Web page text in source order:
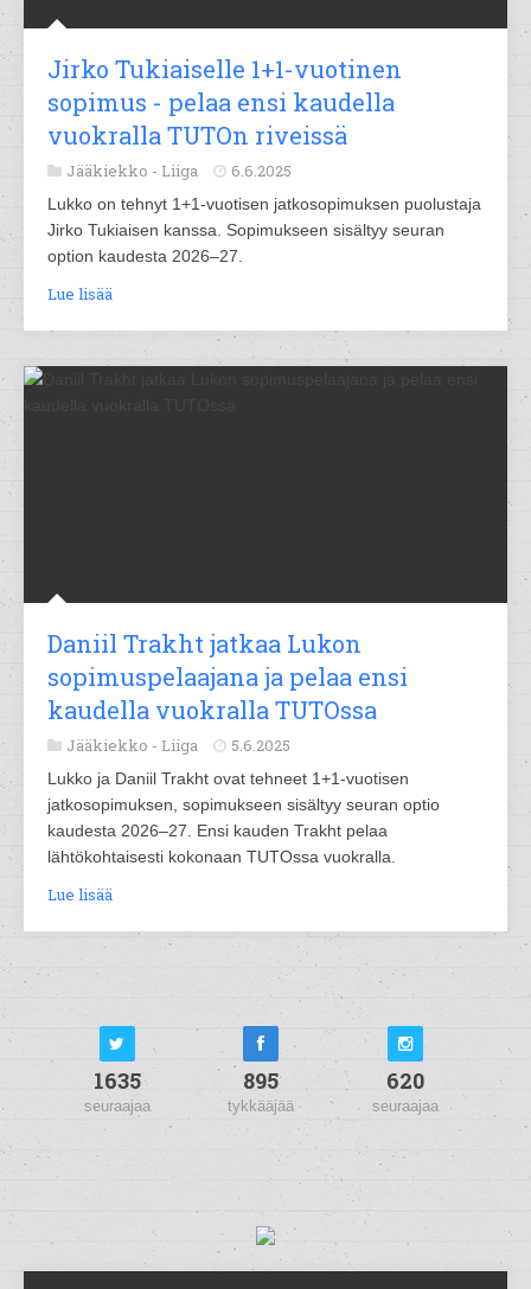
Jirko Tukiaiselle 1+1-vuotinen
sopimus - pelaa ensi kaudella
vuokralla TUTOn riveissä
Jääkiekko - Liiga 6.6.2025
Lukko on tehnyt 1+1-vuotisen jatkosopimuksen puolustaja
Jirko Tukiaisen kanssa. Sopimukseen sisältyy seuran
option kaudesta 2026–27.
Lue lisää
Daniil Trakht jatkaa Lukon
sopimuspelaajana ja pelaa ensi
kaudella vuokralla TUTOssa
Jääkiekko - Liiga 5.6.2025
Lukko ja Daniil Trakht ovat tehneet 1+1-vuotisen
jatkosopimuksen, sopimukseen sisältyy seuran optio
kaudesta 2026–27. Ensi kauden Trakht pelaa
lähtökohtaisesti kokonaan TUTOssa vuokralla.
Lue lisää
1635
seuraajaa
895
tykkääjää
620
seuraajaa